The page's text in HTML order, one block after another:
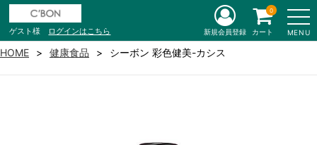
ゲスト様 ログインはこちら MENU
新規会員登録 カート
0
HOME 健康食品 シーボン 彩色健美-カシス